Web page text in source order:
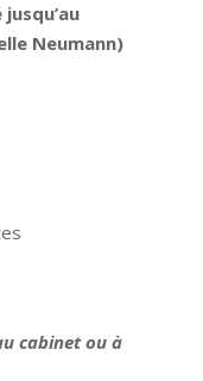
Neumann)
cabinet ou à